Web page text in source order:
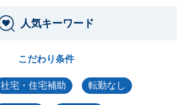
人気キーワード
こだわり条件
社宅・住宅補助 転勤なし